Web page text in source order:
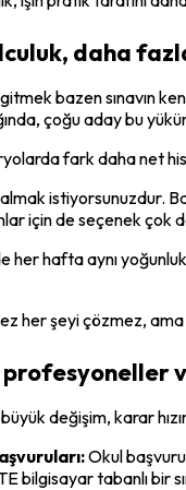
daha
bazen sınavın
çoğu aday bu yükün
fark daha net
istiyorsunuzdur.
için de seçenek çok
her hafta aynı
her şeyi çözmez,
değişim, karar
Okul
bilgisayar tabanlı bir